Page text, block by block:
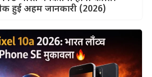
हुई अहम जानकारी (2026)